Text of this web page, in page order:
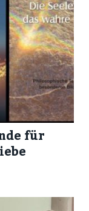
für